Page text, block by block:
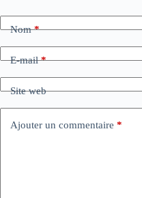
Nom*
E-mail*
Site web
Ajouter un commentaire *